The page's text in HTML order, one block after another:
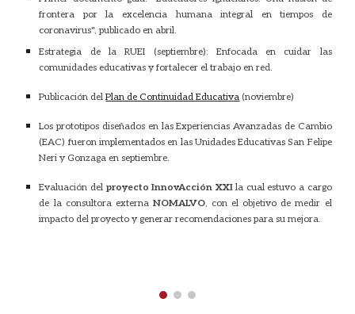
frontera por la excelencia humana integral en tiempos de
coronavirus", publicado en abril.
Estrategia de la RUEI (septiembre): Enfocada en cuidar las
comunidades educativas y fortalecer el trabajo en red.
Publicación delPlan de Continuidad Educativa (noviembre)
Los prototipos diseñados en las Experiencias Avanzadas de Cambio
(EAC) fueron implementados en las Unidades Educativas San Felipe
Neri y Gonzaga en septiembre.
Evaluación del proyecto InnovAcción XXIla cual estuvo a cargo
de la consultora externa NOMALVO, con el objetivo de medir el
impacto del proyecto y generar recomendaciones para su mejora.